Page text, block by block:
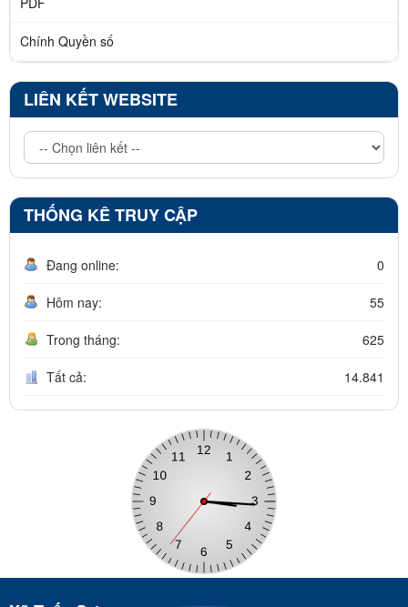
Chính Quyền số
LIÊN KẾT WEBSITE
THỐNG KÊ TRUY CẬP
Đang online: 0
Hôm nay: 55
Trong tháng: 625
Tất cả: 14.841